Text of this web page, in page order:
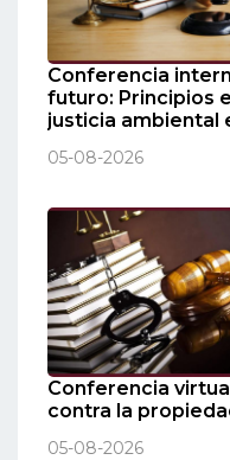
Conferencia
futuro: Principios
justicia ambiental
05-08-2026
Conferencia
contra la
05-08-2026